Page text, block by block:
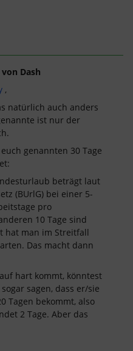
Dash
,
natürlich auch anders
ist nur der
genannten 30 Tage
beträgt laut
(BUrlG) bei einer 5-
pro
10 Tage sind
hat man im Streitfall
Das macht dann
hart kommt, könntest
sagen, dass er/sie
Tagen bekommt, also
2 Tage. Aber das